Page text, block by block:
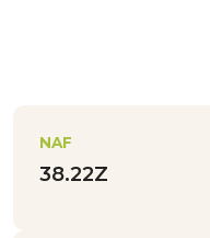
NAF
38.22Z